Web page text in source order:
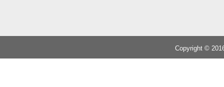
Copyright ©